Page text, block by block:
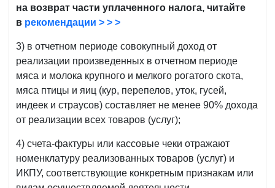
на возврат части уплаченного налога, читайте
в рекомендации > > >
3) в отчетном периоде совокупный доход от
реализации произведенных в отчетном периоде
мяса и молока крупного и мелкого рогатого скота,
мяса птицы и яиц (кур, перепелов, уток, гусей,
индеек и страусов) составляет не менее 90% дохода
от реализации всех товаров (услуг);
4) счета-фактуры или кассовые чеки отражают
номенклатуру реализованных товаров (услуг) и
ИКПУ, соответствующие конкретным признакам или